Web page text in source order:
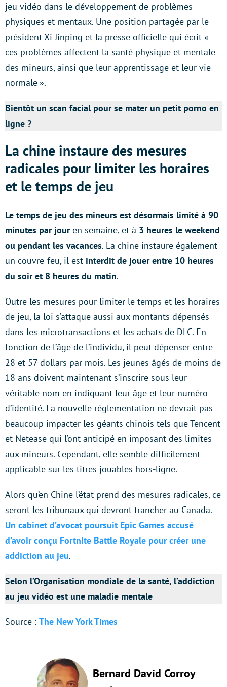
jeu vidéo dans le développement de problèmes
physiques et mentaux. Une position partagée par le
président Xi Jinping et la presse officielle qui écrit «
ces problèmes affectent la santé physique et mentale
des mineurs, ainsi que leur apprentissage et leur vie
normale ».
Bientôt un scan facial pour se mater un petit porno en
ligne ?
La chine instaure des mesures
radicales pour limiter les horaires
et le temps de jeu
Le temps de jeu des mineurs est désormais limité à 90
minutes par jouren semaine, et à 3 heures le weekend
ou pendant les vacances. La chine instaure également
un couvre-feu, il est interdit de jouer entre 10 heures
du soir et 8 heures du matin.
Outre les mesures pour limiter le temps et les horaires
de jeu, la loi s’attaque aussi aux montants dépensés
dans les microtransactions et les achats de DLC. En
fonction de l’âge de l’individu, il peut dépenser entre
28 et 57 dollars par mois. Les jeunes âgés de moins de
18 ans doivent maintenant s’inscrire sous leur
véritable nom en indiquant leur âge et leur numéro
d’identité. La nouvelle réglementation ne devrait pas
beaucoup impacter les géants chinois tels que Tencent
et Netease qui l’ont anticipé en imposant des limites
aux mineurs. Cependant, elle semble difficilement
applicable sur les titres jouables hors-ligne.
Alors qu’en Chine l’état prend des mesures radicales, ce
seront les tribunaux qui devront trancher au Canada.
Un cabinet d’avocat poursuit Epic Games accusé
d’avoir conçu Fortnite Battle Royale pour créer une
addiction au jeu.
Selon l’Organisation mondiale de la santé, l’addiction
au jeu vidéo est une maladie mentale
Source : The New York Times
Bernard David Corroy